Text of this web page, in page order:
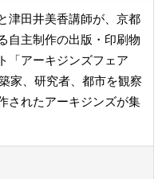
津田井美香講師が、京都
自主制作の出版・印刷物
「アーキジンズフェア
家、研究者、都市を観察
されたアーキジンズが集